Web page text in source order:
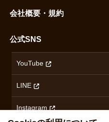
ご利用ガイド
配送・送料について
ハラダの保証とアフターサービ
セイコー
カシオ
オリエントスター
会社概要・規約
沿革
特定商取引法に基づく表記
プライバシーポリシー
公式SNS
YouTube
LINE
Instagram